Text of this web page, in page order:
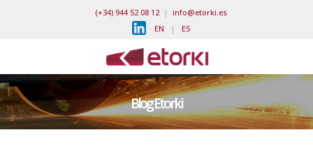
(+34) 944 52 08 12| info@etorki.es
EN | ES
Blog Etorki